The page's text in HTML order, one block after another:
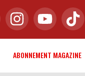
ABONNEMENT MAGAZINE